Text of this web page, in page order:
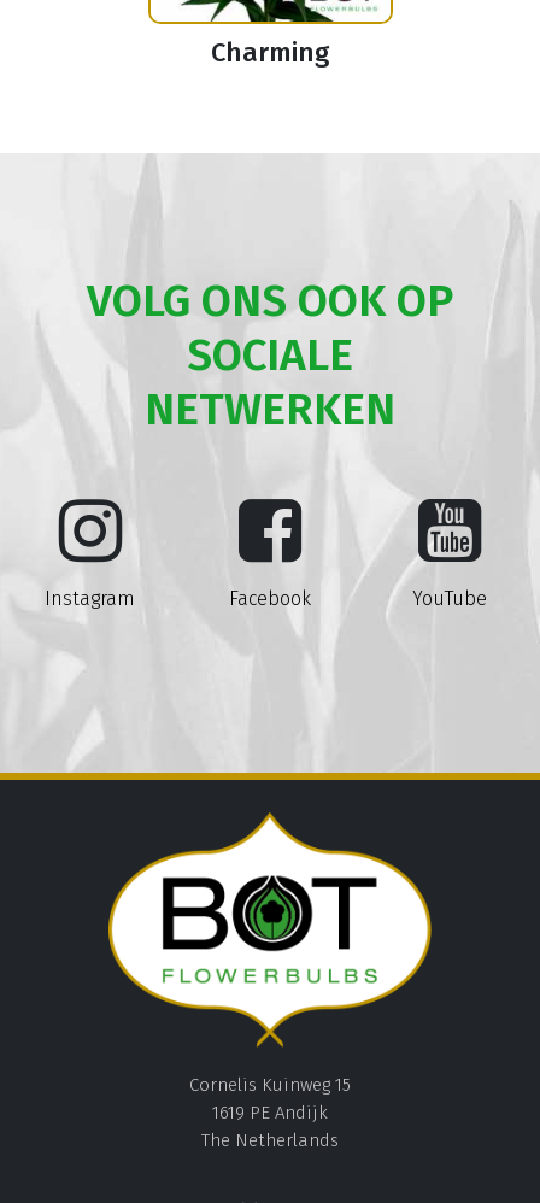
Charming
VOLG ONS OOK OP
SOCIALE
NETWERKEN
Instagram Facebook YouTube
Cornelis Kuinweg 15
1619 PE Andijk
The Netherlands